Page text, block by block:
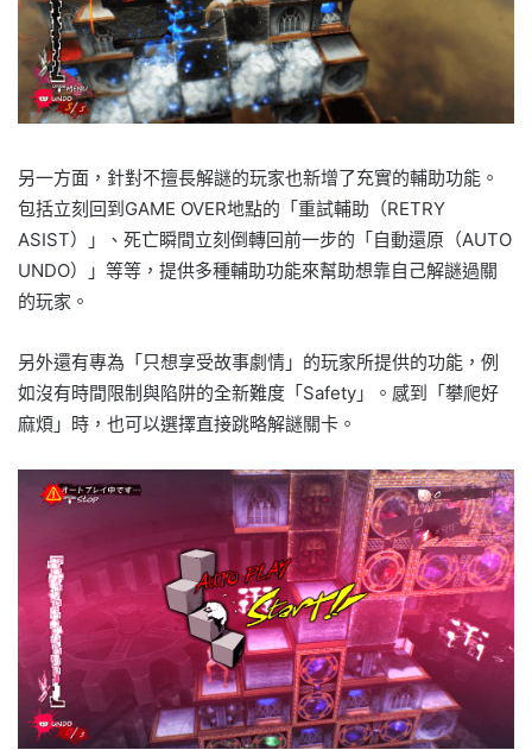
另一方面，針對不擅長解謎的玩家也新增了充實的輔助功能。
包括立刻回到GAME OVER地點的「重試輔助（RETRY
ASIST）」、死亡瞬間立刻倒轉回前一步的「自動還原（AUTO
UNDO）」等等，提供多種輔助功能來幫助想靠自己解謎過關
的玩家。
另外還有專為「只想享受故事劇情」的玩家所提供的功能，例
如沒有時間限制與陷阱的全新難度「Safety」。感到「攀爬好
麻煩」時，也可以選擇直接跳略解謎關卡。